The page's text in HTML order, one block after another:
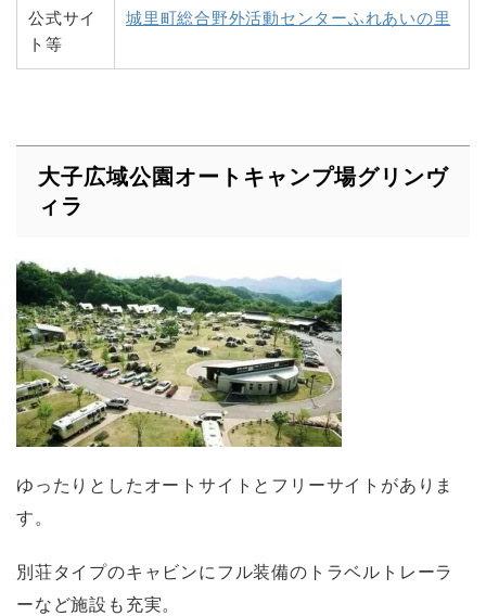
公式サイ
ト等
城里町総合野外活動センターふれあいの里
大子広域公園オートキャンプ場グリンヴ
ィラ
ゆったりとしたオートサイトとフリーサイトがありま
す。
別荘タイプのキャビンにフル装備のトラベルトレーラ
ーなど施設も充実。